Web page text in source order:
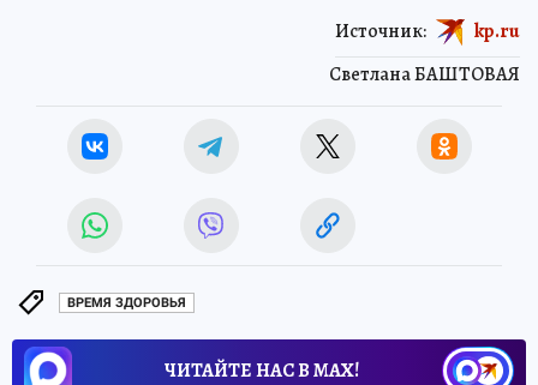
Светлана БАШТОВАЯ
Источник: kp.ru
ВРЕМЯ ЗДОРОВЬЯ
ЧИТАЙТЕ НАС В МАХ!